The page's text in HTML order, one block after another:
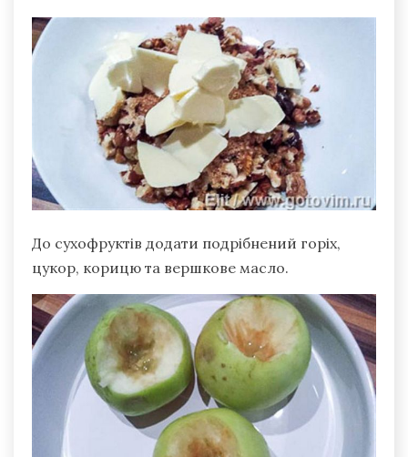
До сухофруктів додати подрібнений горіх,
цукор, корицю та вершкове масло.